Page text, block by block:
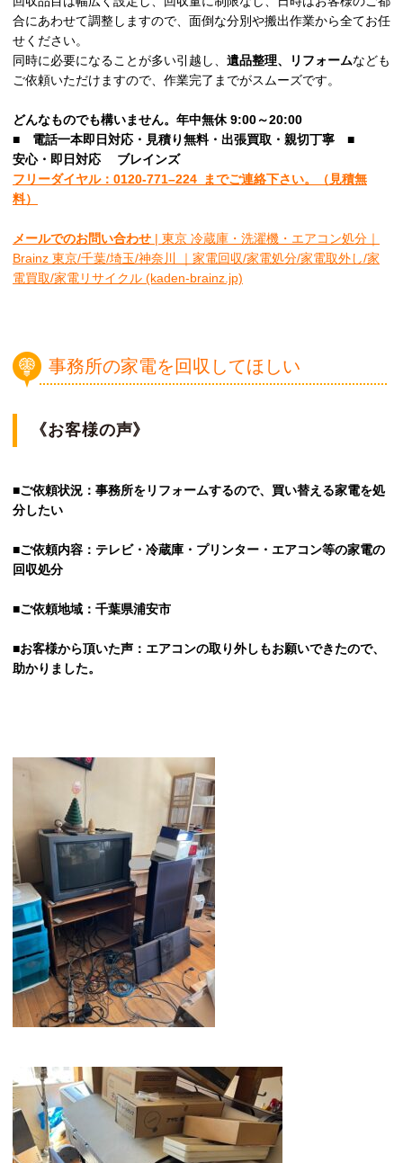
合にあわせて調整しますので、面倒な分別や搬出作業から全てお任
せください。
同時に必要になることが多い引越し、 遺品整理、リフォームなども
ご依頼いただけますので、作業完了までがスムーズです。
どんなものでも構いません。年中無休 9:00～20:00
■ 電話一本即日対応・見積り無料・出張買取・親切丁寧 ■
安心・即日対応
ブレインズ
フリーダイヤル：0120-771–224 までご連絡下さい。
（見積無
料）
メールでのお問い合わせ | 東京 冷蔵庫・洗濯機・エアコン処分｜
Brainz 東京/千葉/埼玉/神奈川 ｜家電回収/家電処分/家電取外し/家
電買取/家電リサイクル (kaden-brainz.jp)
事務所の家電を回収してほしい
《お客様の声》
■ご依頼状況：事務所をリフォームするので、買い替える家電を処
分したい
■ご依頼内容：テレビ・冷蔵庫・プリンター・エアコン等の家電の
回収処分
■ご依頼地域：千葉県浦安市
■お客様から頂いた声：エアコンの取り外しもお願いできたので、
助かりました。